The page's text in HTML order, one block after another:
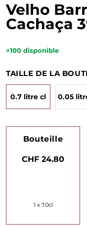
Velho
Cachaça
>100 disponible
TAILLE DE LA
0.7 litre cl 0.05
Bouteille
CHF 24.80
1 x 70cl